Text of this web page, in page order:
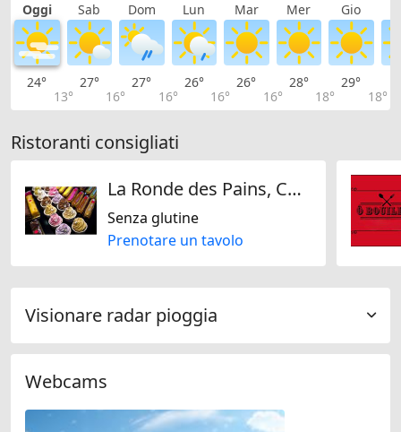
Oggi Sab Dom Lun Mar Mer Gio
24°
13°
27°
16°
27°
16°
26°
16°
26°
16°
28°
18°
29°
18°
Ristoranti consigliati
La Ronde des Pains, Collaud Sàrl
Senza glutine
Prenotare un tavolo
Visionare radar pioggia
Webcams